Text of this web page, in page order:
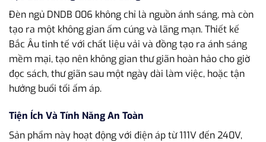
Đèn ngủ DNDB 006 không chỉ là nguồn ánh sáng, mà còn
tạo ra một không gian ấm cúng và lãng mạn. Thiết kế
Bắc Âu tinh tế với chất liệu vải và đồng tạo ra ánh sáng
mềm mại, tạo nên không gian thư giãn hoàn hảo cho giờ
đọc sách, thư giãn sau một ngày dài làm việc, hoặc tận
hưởng buổi tối ấm áp.
Tiện Ích Và Tính Năng An Toàn
Sản phẩm này hoạt động với điện áp từ 111V đến 240V,